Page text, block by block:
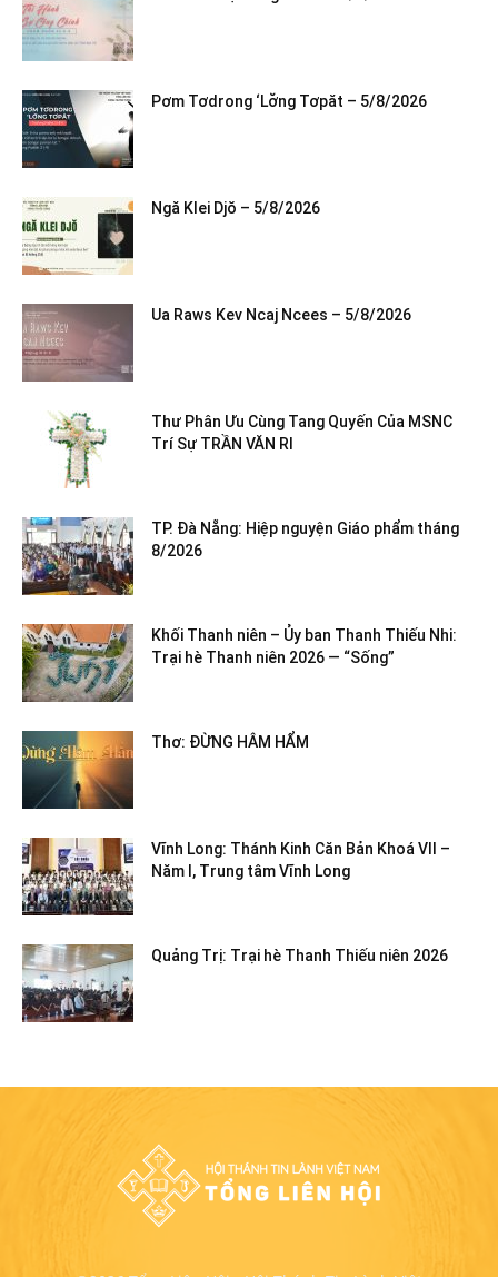
Pơm Tơdrong ‘Lơ̆ng Tơpăt – 5/8/2026
Ngă Klei Djŏ – 5/8/2026
Ua Raws Kev Ncaj Ncees – 5/8/2026
Thư Phân Ưu Cùng Tang Quyến Của MSNC
Trí Sự TRẦN VĂN RI
TP. Đà Nẵng: Hiệp nguyện Giáo phẩm tháng
8/2026
Khối Thanh niên – Ủy ban Thanh Thiếu Nhi:
Trại hè Thanh niên 2026 — “Sống”
Thơ: ĐỪNG HÂM HẨM
Vĩnh Long: Thánh Kinh Căn Bản Khoá VII –
Năm I, Trung tâm Vĩnh Long
Quảng Trị: Trại hè Thanh Thiếu niên 2026